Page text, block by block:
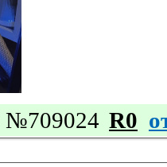
№709024 R0